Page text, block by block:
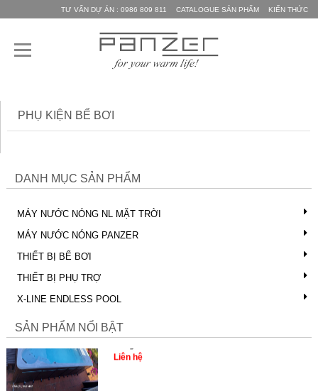
TƯ VẤN DỰ ÁN : 0986 809 811 CATALOGUE SẢN PHẨM KIẾN THỨC
PHỤ KIỆN BỂ BƠI
DANH MỤC SẢN PHẨM
MÁY NƯỚC NÓNG NL MẶT TRỜI
MÁY NƯỚC NÓNG PANZER
THIẾT BỊ BỂ BƠI
THIẾT BỊ PHỤ TRỢ
X-LINE ENDLESS POOL
SẢN PHẨM NỔI BẬTModel: X-SPORT 6.0
Liên hệ